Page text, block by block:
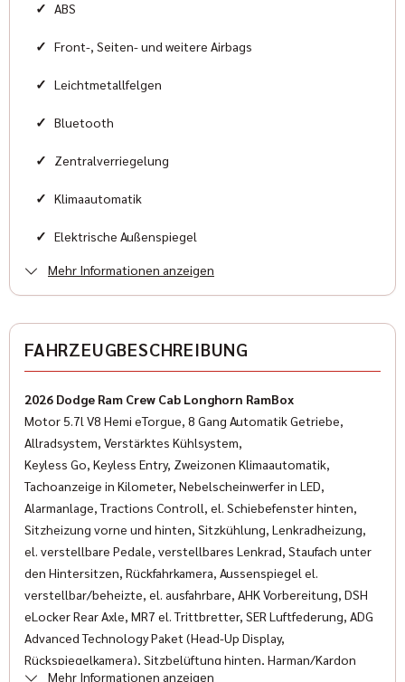
Geländewagen
Zustand
Grau Metallic
Farbe (Hersteller)
AUSSTATTUNG
Anzahl der Türen
4/5
Anzahl Sitzplätze
5
Innenausstattung
Leder
Klimatisierung
✓ ABS
✓ Front-, Seiten- und weitere Airbags
✓ Leichtmetallfelgen
✓ Bluetooth
✓ Zentralverriegelung
✓ Klimaautomatik
✓ Elektrische Außenspiegel
✓ Elektrische Fensterheber
✓ Freisprecheinrichtung
✓ Multifunktionslenkrad
✓ LED-Scheinwerfer
Servolenkung
✓ Traktionskontrolle
✓ Lederlenkrad
✓ Reifendruckkontrolle
✓ Getönte Scheiben
Mehr Informationen anzeigen
FAHRZEUGBESCHREIBUNG
2026 Dodge Ram Crew Cab Longhorn RamBox
Motor 5.7l V8 Hemi eTorgue, 8 Gang Automatik Getriebe,
Allradsystem, Verstärktes Kühlsystem,
Keyless Go, Keyless Entry, Zweizonen Klimaautomatik,
Tachoanzeige in Kilometer, Nebelscheinwerfer in LED,
Alarmanlage, Tractions Controll, el. Schiebefenster hinten,
Sitzheizung vorne und hinten, Sitzkühlung, Lenkradheizung,
el. verstellbare Pedale, verstellbares Lenkrad, Staufach unter
den Hintersitzen, Rückfahrkamera, Aussenspiegel el.
verstellbar/beheizte, el. ausfahrbare, AHK Vorbereitung, DSH
eLocker Rear Axle, MR7 el. Trittbretter, SER Luftfederung, ADG
Advanced Technology Paket (Head-Up Display,
Rückspiegelkamera), Sitzbelüftung hinten, Harman/Kardon
Mehr Informationen anzeigen